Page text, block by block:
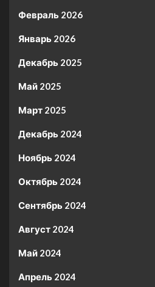
Февраль 2026
Январь 2026
Декабрь 2025
Май 2025
Март 2025
Декабрь 2024
Ноябрь 2024
Октябрь 2024
Сентябрь 2024
Август 2024
Май 2024
Апрель 2024